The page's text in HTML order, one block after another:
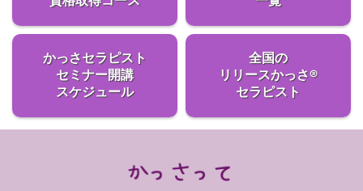
かっさセラピスト
セミナー開講
スケジュール
全国の
リリースかっさ®
セラピスト